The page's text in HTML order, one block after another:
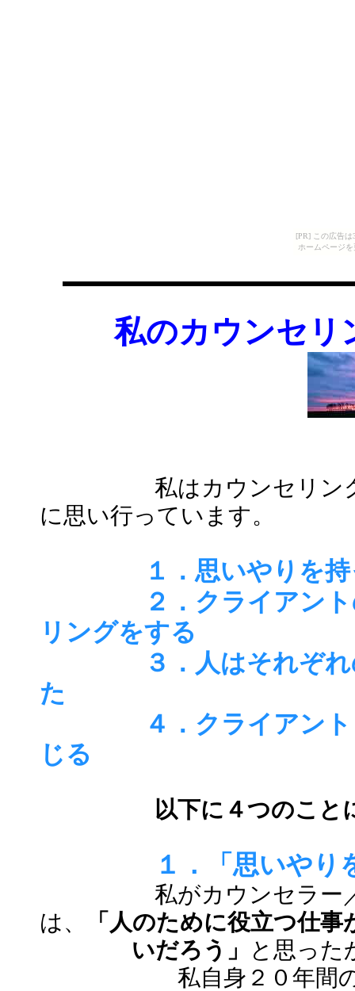
[PR] この広告
ホームページ
私のカウンセリ
私はカウンセリン
に思い行っています。
１．思いやりを
２．クライアン
リングをする
３．人はそれぞ
た
４．クライアン
じる
以下に４つのことにつ
１．「思いやり
私がカウンセラー
は、
「人のために役立つ仕
いだろう」
と思った
私自身２０年間のサ